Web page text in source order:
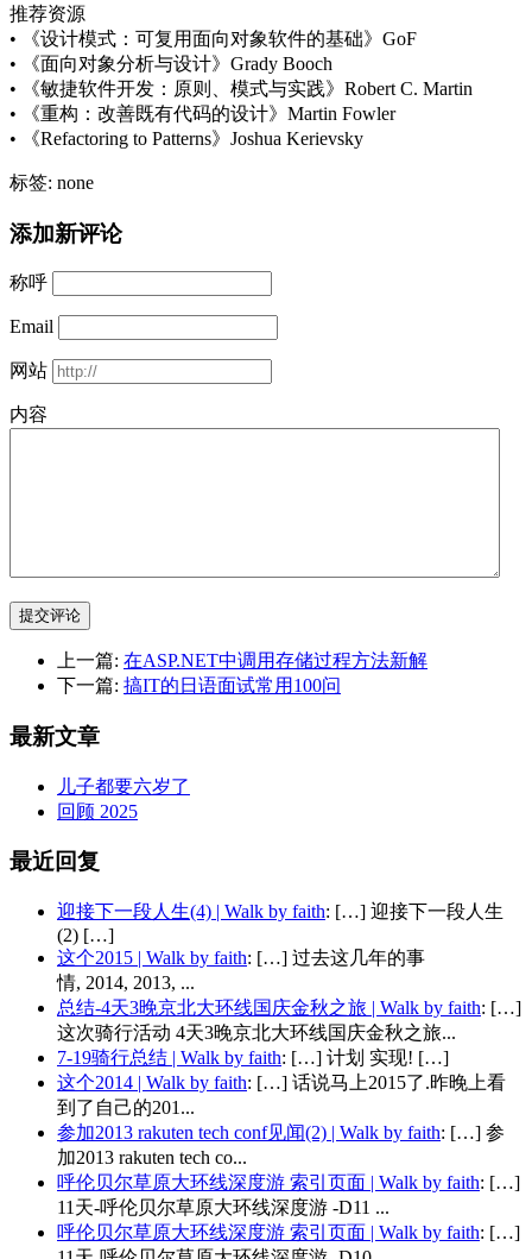
推荐资源
• 《设计模式：可复用面向对象软件的基础》GoF
• 《面向对象分析与设计》Grady Booch
• 《敏捷软件开发：原则、模式与实践》Robert C. Martin
• 《重构：改善既有代码的设计》Martin Fowler
• 《Refactoring to Patterns》Joshua Kerievsky
标签: none
添加新评论
称呼
Email
网站
内容
提交评论
上一篇: 在ASP.NET中调用存储过程方法新解
下一篇: 搞IT的日语面试常用100问
最新文章
儿子都要六岁了
回顾 2025
最近回复
迎接下一段人生(4) | Walk by faith: […] 迎接下一段人生
(2) […]
这个2015 | Walk by faith: […] 过去这几年的事
情, 2014, 2013, ...
总结-4天3晚京北大环线国庆金秋之旅 | Walk by faith: […]
这次骑行活动 4天3晚京北大环线国庆金秋之旅...
7-19骑行总结 | Walk by faith: […] 计划 实现! […]
这个2014 | Walk by faith: […] 话说马上2015了.昨晚上看
到了自己的201...
参加2013 rakuten tech conf见闻(2) | Walk by faith: […] 参
加2013 rakuten tech co...
呼伦贝尔草原大环线深度游 索引页面 | Walk by faith: […]
11天-呼伦贝尔草原大环线深度游 -D11 ...
呼伦贝尔草原大环线深度游 索引页面 | Walk by faith: […]